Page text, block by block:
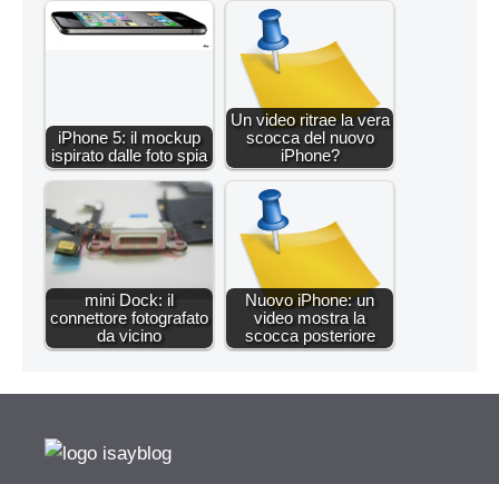
iPhone 5: il mockup
ispirato dalle foto spia
Un video ritrae la vera
scocca del nuovo
iPhone?
mini Dock: il
connettore fotografato
da vicino
Nuovo iPhone: un
video mostra la
scocca posteriore